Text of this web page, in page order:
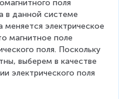
поля
в данной системе
электрическое
магнитное поле
поля. Поскольку
выберем в качестве
электрического поля